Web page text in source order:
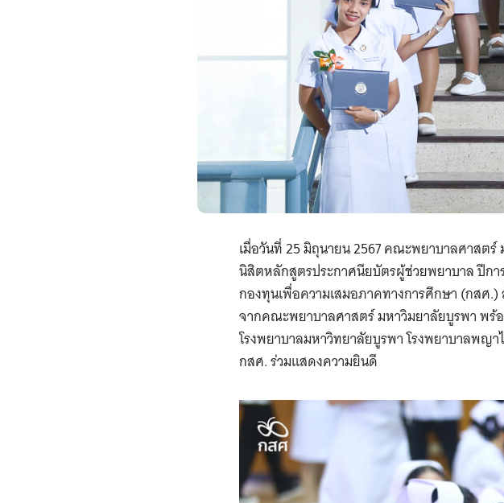
เมื่อวันที่ 25 มิถุนายน 2567 คณะพยาบาลศาสต
นิสิตหลักสูตรประกาศนียบัตรผู้ช่วยพยาบาล ปีก
กองทุนเพื่อความเสมอภาคทางการศึกษา (กสศ
จากคณะพยาบาลศาสตร์ มหาวิมยาลัยบูรพา พร้
โรงพยาบาลมหาวิทยาลัยบูรพา โรงพยาบาลพญ
กสศ. ร่วมแสดงความยินดี